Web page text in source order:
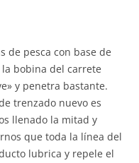
de pesca con base de
bobina del carrete
y penetra bastante.
trenzado nuevo es
llenado la mitad y
que toda la línea del
lubrica y repele el